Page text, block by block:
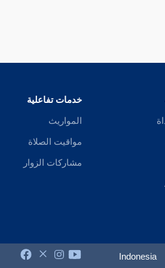
خدمات تفاعلية
المواريث
مواقيت الصلاة
مشاركات الزوار
Indonesia